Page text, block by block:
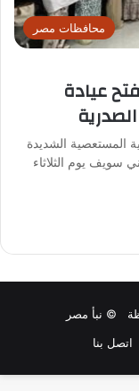
محافظات مصر
عيادة
المستعصية الشديدة
يوم الثلاثاء
اتصل بنا